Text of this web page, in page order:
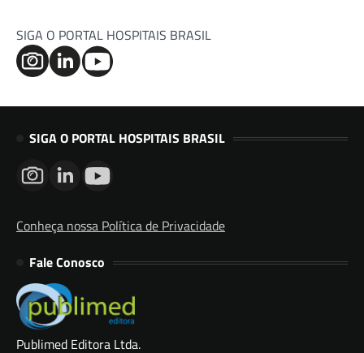
SIGA O PORTAL HOSPITAIS BRASIL
SIGA O PORTAL HOSPITAIS BRASIL
Conheça nossa Política de Privacidade
Fale Conosco
Publimed Editora Ltda.